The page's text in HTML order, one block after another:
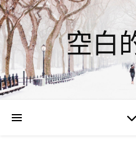
空白